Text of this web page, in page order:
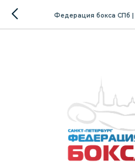
Федерация бокса СПб |